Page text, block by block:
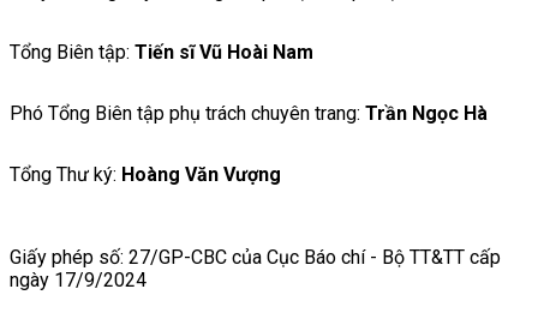
Tổng Biên tập: Tiến sĩ Vũ Hoài Nam
Phó Tổng Biên tập phụ trách chuyên trang: Trần Ngọc Hà
Tổng Thư ký: Hoàng Văn Vượng
Giấy phép số: 27/GP-CBC của Cục Báo chí - Bộ TT&TT cấp
ngày 17/9/2024